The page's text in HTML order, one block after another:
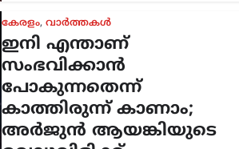
ഇനി…
ട്രെൻഡിംഗ്,ദേശീയം,രാഷ്ട്രീയം
സ്വാതന്ത്ര്യദിന
പ്രസംഗത്തിൽ
വിദ്യാർത്ഥികൾക്ക്
പ്രാധാന്യം